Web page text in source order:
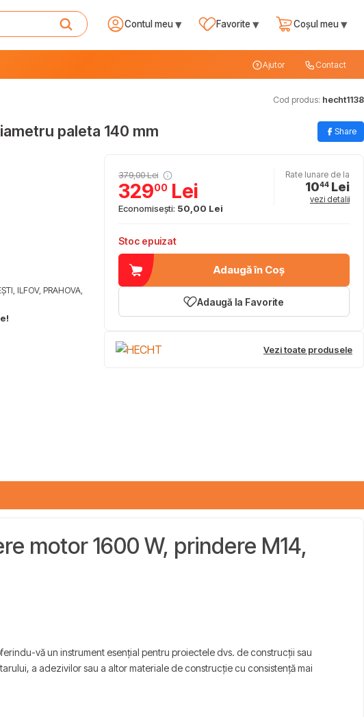
Contul meu▾ Favorite ▾ Coșul meu▾
Ajutor Contact
Cod produs: hecht1138
paleta 140 mm Share
ILFOV, PRAHOVA,
379,00 Lei
32900Lei
Economisești: 50,00 Lei
Rate lunare de la
1044Lei
vezi detalii
Stoc epuizat
Adaugă în Coș
Adaugă la Favorite
Vezi toate produsele
motor 1600 W, prindere M14,
vă un instrument esențial pentru proiectele dvs. de construcții sau
a adezivilor sau a altor materiale de construcție cu consistență mai